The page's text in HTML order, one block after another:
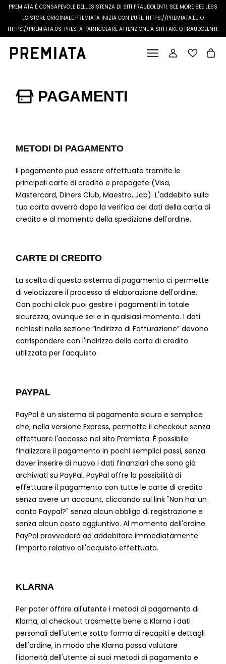
PREMIATA È CONSAPEVOLE DELL'ESISTENZA DI SITI FRAUDOLENTI. SEE MORE SEE LESS
LO STORE ORIGINALE PREMIATA INIZIA CON L'URL: HTTPS://PREMIATA.EU O
HTTPS://PREMIATA.US. PRESTA PARTICOLARE ATTENZIONE A SITI FAKE O FRAUDOLENTI.
PAGAMENTI
METODI DI PAGAMENTO
Il pagamento può essere effettuato tramite le
principali carte di credito e prepagate (Visa,
Mastercard, Diners Club, Maestro, Jcb). L'addebito sulla
tua carta avverrà dopo la verifica dei dati della carta di
credito e al momento della spedizione dell'ordine.
CARTE DI CREDITO
La scelta di questo sistema di pagamento ci permette
di velocizzare il processo di elaborazione dell'ordine.
Con pochi click puoi gestire i pagamenti in totale
sicurezza, ovunque sei e in qualsiasi momento. I dati
richiesti nella sezione “Indirizzo di Fatturazione” devono
corrispondere con l'indirizzo della carta di credito
utilizzata per l'acquisto.
PAYPAL
PayPal è un sistema di pagamento sicuro e semplice
che, nella versione Express, permette il checkout senza
effettuare l'accesso nel sito Premiata. È possibile
finalizzare il pagamento in pochi semplici passi, senza
dover inserire di nuovo i dati finanziari che sono già
archiviati su PayPal. PayPal offre la possibilità di
effettuare il pagamento con tutte le carte di credito
senza avere un account, cliccando sul link "Non hai un
conto Paypal?" senza alcun obbligo di registrazione e
senza alcun costo aggiuntivo. Al momento dell'ordine
PayPal provvederà ad addebitare immediatamente
l'importo relativo all'acquisto effettuato.
KLARNA
Per poter offrire all'utente i metodi di pagamento di
Klarna, al checkout trasmette bene a Klarna i dati
personali dell'utente sotto forma di recapiti e dettagli
dell'ordine, in modo che Klarna possa valutare
l'idoneità dell'utente ai suoi metodi di pagamento e